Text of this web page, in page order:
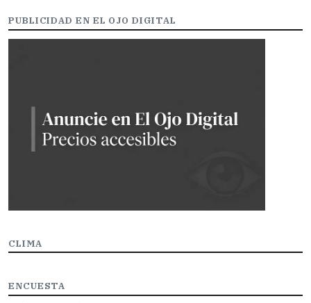
PUBLICIDAD EN EL OJO DIGITAL
CLIMA
ENCUESTA